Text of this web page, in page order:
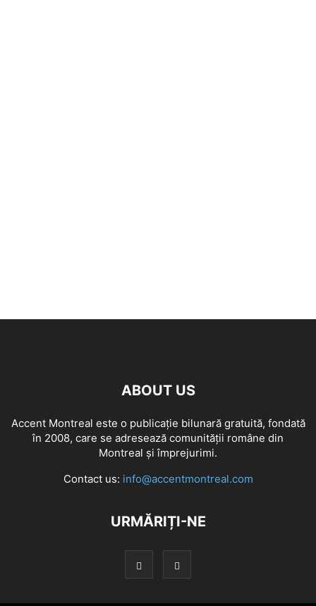
ABOUT US
Accent Montreal este o publicație bilunară gratuită, fondată
în 2008, care se adresează comunităţii române din
Montreal şi împrejurimi.
Contact us: info@accentmontreal.com
URMĂRIȚI-NE